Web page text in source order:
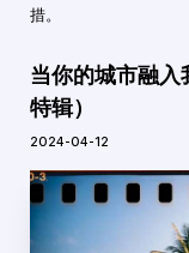
措。
当你的城市融
特辑）
2024-04-12